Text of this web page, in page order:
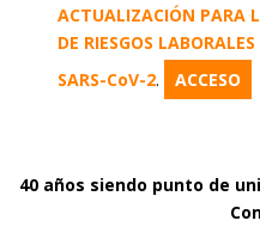
ACTUALIZACIÓN PARA
DE RIESGOS
SARS-CoV-2. ACCESO
40 años siendo punto de